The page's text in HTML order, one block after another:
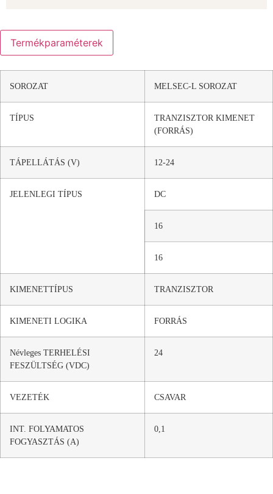
Termékparaméterek
SOROZAT MELSEC-L SOROZAT
TÍPUS
TRANZISZTOR KIMENET
(FORRÁS)
TÁPELLÁTÁS (V) 12-24
JELENLEGI TÍPUS DC
16
16
KIMENETTÍPUS TRANZISZTOR
KIMENETI LOGIKA FORRÁS
Névleges TERHELÉSI
FESZÜLTSÉG (VDC)
24
VEZETÉK CSAVAR
INT. FOLYAMATOS
FOGYASZTÁS (A)
0,1